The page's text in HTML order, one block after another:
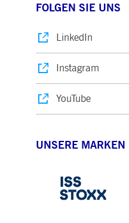
FOLGEN SIE UNS
LinkedIn
Instagram
YouTube
UNSERE MARKEN